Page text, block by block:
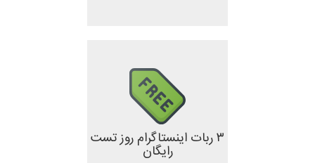
۳ ربات اینستاگرام روز تست
رایگان